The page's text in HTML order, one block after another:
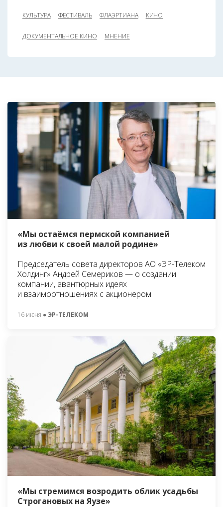
КУЛЬТУРА ФЕСТИВАЛЬ ФЛАЭРТИАНА КИНО
ДОКУМЕНТАЛЬНОЕ КИНО МНЕНИЕ
«Мы остаёмся пермской компанией
из любви к своей малой родине»
Председатель совета директоров АО «ЭР-Телеком
Холдинг» Андрей Семериков — о создании
компании, авантюрных идеях
и взаимоотношениях с акционером
16 июня ● ЭР-ТЕЛЕКОМ
«Мы стремимся возродить облик усадьбы
Строгановых на Яузе»